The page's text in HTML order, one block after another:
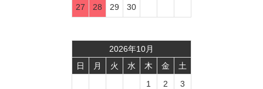
27 28 29 30
2026年10月
日
月 火 水 木 金
土
1
2 3